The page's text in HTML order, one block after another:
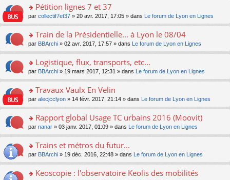
c
e
nt
le
pl
u
ré
c
e
nt
n
n
le
pl
u
ré
c
e
nt
a
g
e
n
n
le
pl
u
ré
c
e
nt
m
e
a
g
e
n
n
le
pl
u
ré
c
e
nt
ult
er
le
m
e
a
g
e
n
n
le
pl
u
ré
c
e
nt
o
n
ult
er
le
m
e
a
g
e
n
n
le
pl
u
ré
Pétition lignes 7 et 37
par collectif7et37 » 20 avr. 2017, 17:05 » dans Le forum de Lyon en Lignes
o
n
ult
er
le
m
e
a
g
e
n
n
le
Train de la Présidentielle... à Lyon le 08/04
par BBArchi » 02 avr. 2017, 17:57 » dans Le forum de Lyon en Lignes
o
n
ult
er
le
m
e
a
g
e
n
Logistique, flux, transports, etc...
par BBArchi » 19 mars 2017, 12:31 » dans Le forum de Lyon en Lignes
o
n
ult
er
le
m
e
a
Travaux Vaulx En Velin
par alecjcclyon » 14 févr. 2017, 21:14 » dans Le forum de Lyon en Lignes
o
n
ult
er
le
m
Rapport global Usage TC urbains 2016 (Moovit)
par nanar » 03 janv. 2017, 01:09 » dans Le forum de Lyon en Lignes
o
n
ult
Trains et métros du futur...
par BBArchi » 19 déc. 2016, 22:48 » dans Le forum de Lyon en Lignes
Keoscopie : l'observatoire Keolis des mobilités